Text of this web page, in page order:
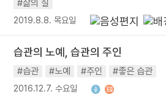
#삶의 질
2019.8.8. 목요일
습관의 노예, 습관의 주인
#습관 #노예 #주인 #좋은 습관
2016.12.7. 수요일